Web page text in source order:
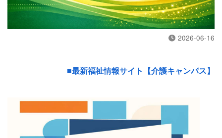
2026-06-16
■最新福祉情報サイト【介護キャンパス】